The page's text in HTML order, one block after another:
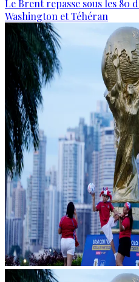
Le Brent repasse sous les 80
Washington et Téhéran